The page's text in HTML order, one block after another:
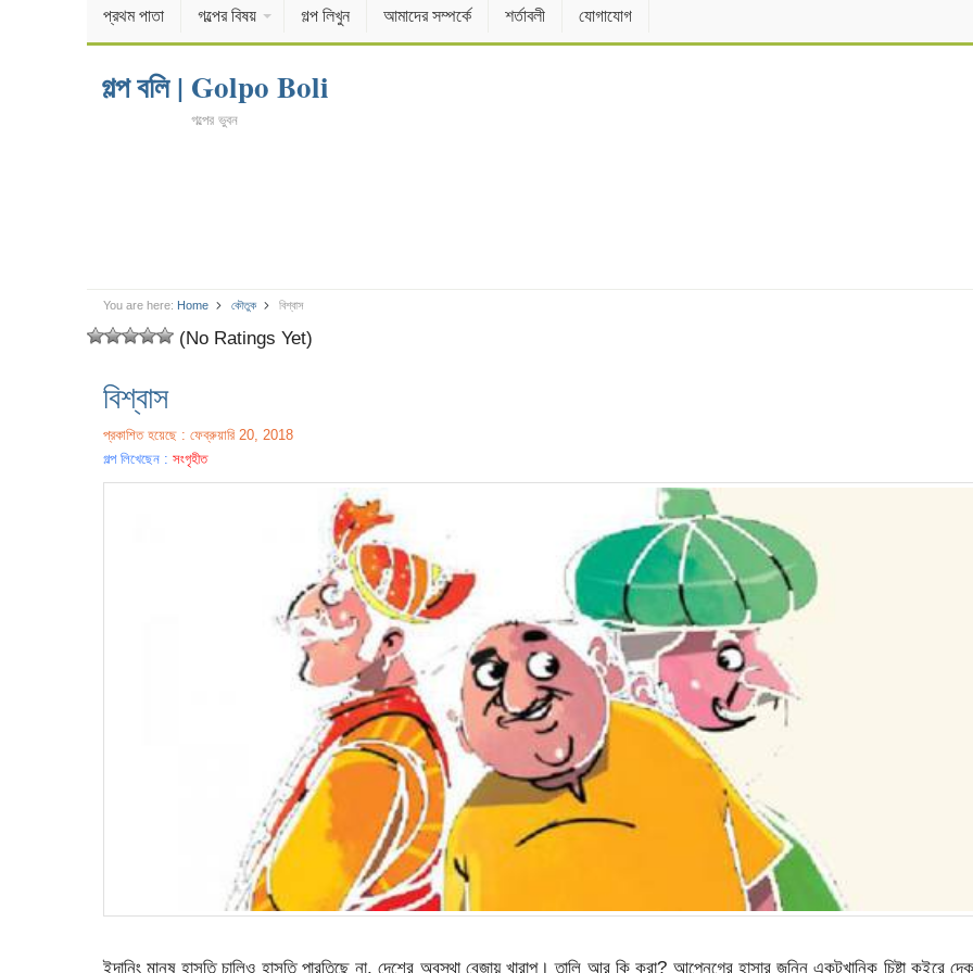
প্রথম পাতা গল্পের বিষয় গল্প লিখুন আমাদের সম্পর্কে শর্তাবলী যোগাযোগ
গল্প বলি | Golpo Boli
গল্পের ভুবন
You are here: Home কৌতুক বিশ্বাস
(No Ratings Yet)
বিশ্বাস
প্রকাশিত হয়েছে : ফেব্রুয়ারি 20, 2018
গল্প লিখেছেন : সংগৃহীত
ইদানিং মানুষ হাসতি চালিও হাসতি পারতিছে না, দেশের অবস্থা বেজায় খারাপ। তালি আর কি করা? আপ্নেগের হাসার জন্নি একটুখানিক চিষ্টা কইরে